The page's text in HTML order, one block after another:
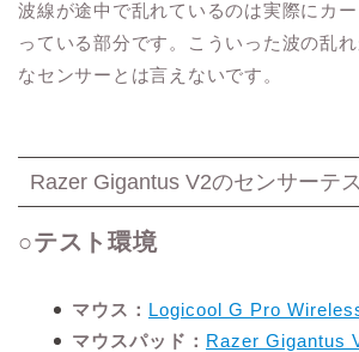
波線が途中で乱れているのは実際にカ
っている部分です。こういった波の乱
なセンサーとは言えないです。
Razer Gigantus V2のセンサーテ
○テスト環境
マウス： Logicool G Pro
マウスパッド： Razer Gigantus